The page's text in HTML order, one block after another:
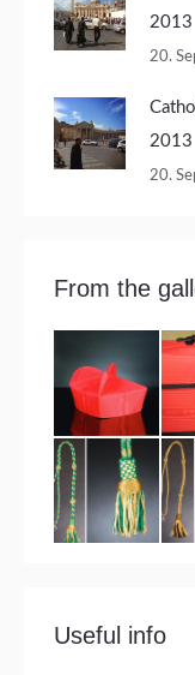
2013
20.
2013
20.
From the
Useful info